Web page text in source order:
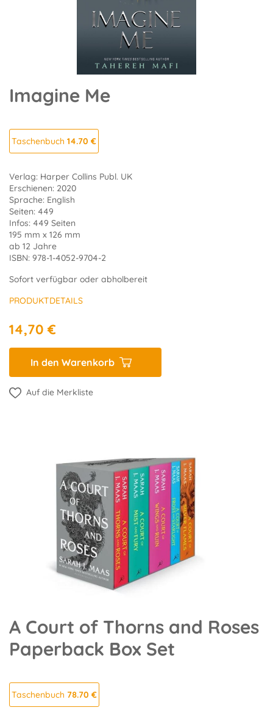
Imagine Me
Taschenbuch 14.70 €
Verlag: Harper Collins Publ. UK
Erschienen: 2020
Sprache: English
Seiten: 449
Infos: 449 Seiten
195 mm x 126 mm
ab 12 Jahre
ISBN: 978-1-4052-9704-2
Sofort verfügbar oder abholbereit
PRODUKTDETAILS
14,70 €
In den Warenkorb
Auf die Merkliste
A Court of Thorns and Roses
Paperback Box Set
Taschenbuch 78.70 €